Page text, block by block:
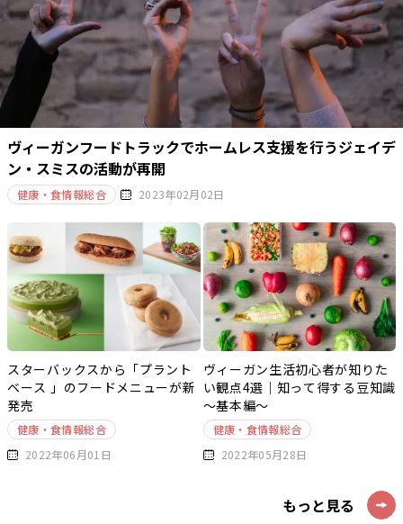
ヴィーガンフードトラックでホームレス支援を行うジェイデ
ン・スミスの活動が再開
健康・食情報総合 2023年02月02日
スターバックスから「プラント
ベース 」のフードメニューが新
発売
健康・食情報総合
2022年06月01日
ヴィーガン生活初心者が知りた
い観点4選｜知って得する豆知識
～基本編～
健康・食情報総合
2022年05月28日
もっと見る